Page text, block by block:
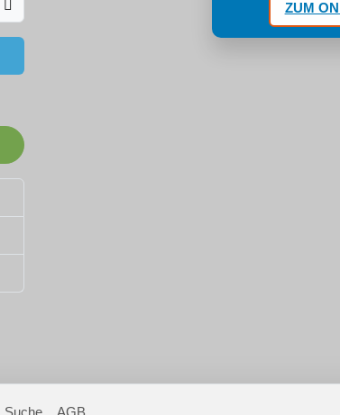
anzeigen
ZUM
Suche AGB